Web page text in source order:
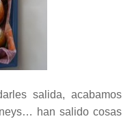
salida, acabamos
han salido cosas